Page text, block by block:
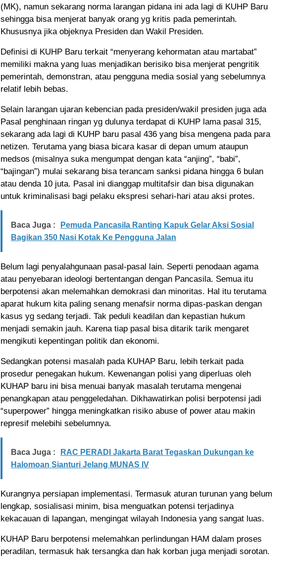
(MK), namun sekarang norma larangan pidana ini ada lagi di KUHP Baru
sehingga bisa menjerat banyak orang yg kritis pada pemerintah.
Khususnya jika objeknya Presiden dan Wakil Presiden.
Definisi di KUHP Baru terkait “menyerang kehormatan atau martabat”
memiliki makna yang luas menjadikan berisiko bisa menjerat pengritik
pemerintah, demonstran, atau pengguna media sosial yang sebelumnya
relatif lebih bebas.
Selain larangan ujaran kebencian pada presiden/wakil presiden juga ada
Pasal penghinaan ringan yg dulunya terdapat di KUHP lama pasal 315,
sekarang ada lagi di KUHP baru pasal 436 yang bisa mengena pada para
netizen. Terutama yang biasa bicara kasar di depan umum ataupun
medsos (misalnya suka mengumpat dengan kata “anjing”, “babi”,
“bajingan”) mulai sekarang bisa terancam sanksi pidana hingga 6 bulan
atau denda 10 juta. Pasal ini dianggap multitafsir dan bisa digunakan
untuk kriminalisasi bagi pelaku ekspresi sehari-hari atau aksi protes.
Baca Juga :
Pemuda Pancasila Ranting Kapuk Gelar Aksi Sosial
Bagikan 350 Nasi Kotak Ke Pengguna Jalan
Belum lagi penyalahgunaan pasal-pasal lain. Seperti penodaan agama
atau penyebaran ideologi bertentangan dengan Pancasila. Semua itu
berpotensi akan melemahkan demokrasi dan minoritas. Hal itu terutama
aparat hukum kita paling senang menafsir norma dipas-paskan dengan
kasus yg sedang terjadi. Tak peduli keadilan dan kepastian hukum
menjadi semakin jauh. Karena tiap pasal bisa ditarik tarik mengaret
mengikuti kepentingan politik dan ekonomi.
Sedangkan potensi masalah pada KUHAP Baru, lebih terkait pada
prosedur penegakan hukum. Kewenangan polisi yang diperluas oleh
KUHAP baru ini bisa menuai banyak masalah terutama mengenai
penangkapan atau penggeledahan. Dikhawatirkan polisi berpotensi jadi
“superpower” hingga meningkatkan risiko abuse of power atau makin
represif melebihi sebelumnya.
Baca Juga :
RAC PERADI Jakarta Barat Tegaskan Dukungan ke
Halomoan Sianturi Jelang MUNAS IV
Kurangnya persiapan implementasi. Termasuk aturan turunan yang belum
lengkap, sosialisasi minim, bisa menguatkan potensi terjadinya
kekacauan di lapangan, mengingat wilayah Indonesia yang sangat luas.
KUHAP Baru berpotensi melemahkan perlindungan HAM dalam proses
peradilan, termasuk hak tersangka dan hak korban juga menjadi sorotan.